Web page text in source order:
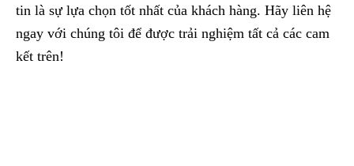
tin là sự lựa chọn tốt nhất của khách hàng. Hãy liên hệ
ngay với chúng tôi để được trải nghiệm tất cả các cam
kết trên!